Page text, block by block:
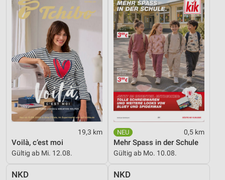
19,3 km
Voilà, c’est moi
Gültig ab Mi. 12.08.
0,5 km
Mehr Spass in der Schule
Gültig ab Mo. 10.08.
NKD NKD
Informationen identifizieren
Nicht-IAB-Verarbeitungszwecke:
Notwendig
Performance
Funktional
Werbung